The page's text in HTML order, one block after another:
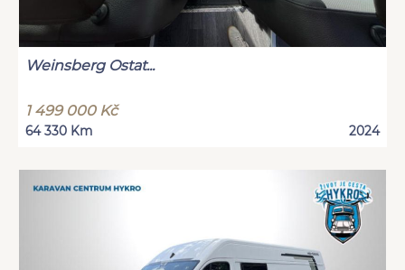
Weinsberg Ostat...
1 499 000 Kč
64 330 Km 2024